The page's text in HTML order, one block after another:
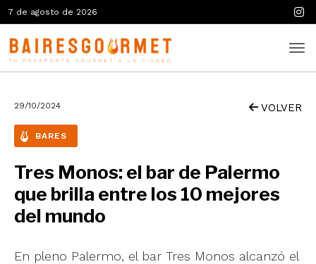
7 de agosto de 2026
29/10/2024 VOLVER
BARES
Tres Monos: el bar de Palermo
que brilla entre los 10 mejores
del mundo
En pleno Palermo, el bar Tres Monos alcanzó el